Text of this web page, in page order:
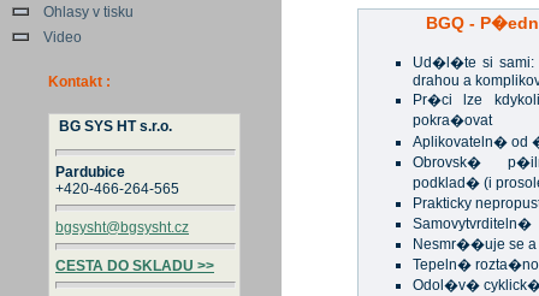
Ohlasy v tisku
Video
Kontakt :
BG SYS HT s.r.o.
Pardubice
+420-466-264-565
bgsysht@bgsysht.cz
CESTA DO SKLADU >>
BGQ -
Ud�l�te si
drahou a
Pr�ci lze
pokra�ovat
Aplikovateln� od
Obrovsk�
podklad� (i
Prakticky
Samovytvrditeln�
Nesmr��uje se
Tepeln�
Odol�v�